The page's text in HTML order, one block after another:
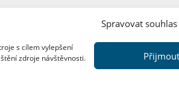
Spravovat
s cílem vylepšení
zdroje návštěvnosti.